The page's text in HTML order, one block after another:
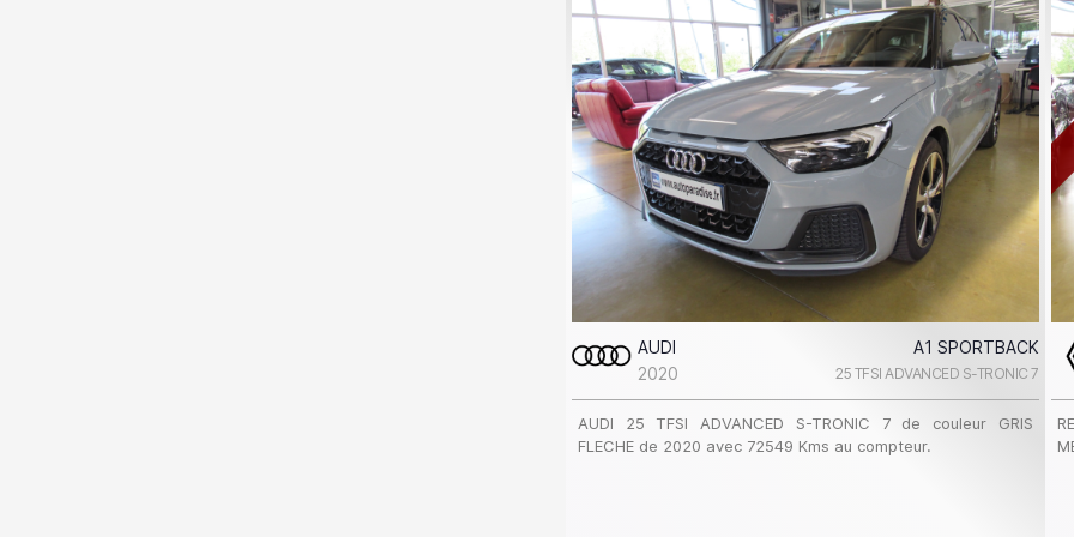
AUDI
A1 SPORTBACK
2020
25 TFSI ADVANCED S-TRONIC 7
AUDI 25 TFSI ADVANCED S-TRONIC 7 de couleur GRIS
FLECHE de 2020 avec 72549 Kms au compteur.